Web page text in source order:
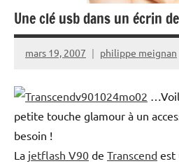
Une clé usb dans un écrin
mars 19, 2007 philippe meignan
petite touche glamour à un
besoin !
La jetflash V90 de Transcend est